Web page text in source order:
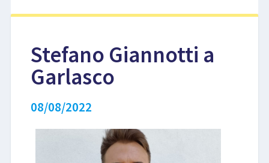
COMPETIZIONI
EVENTI
Stefano Giannotti a
Garlasco
08/08/2022